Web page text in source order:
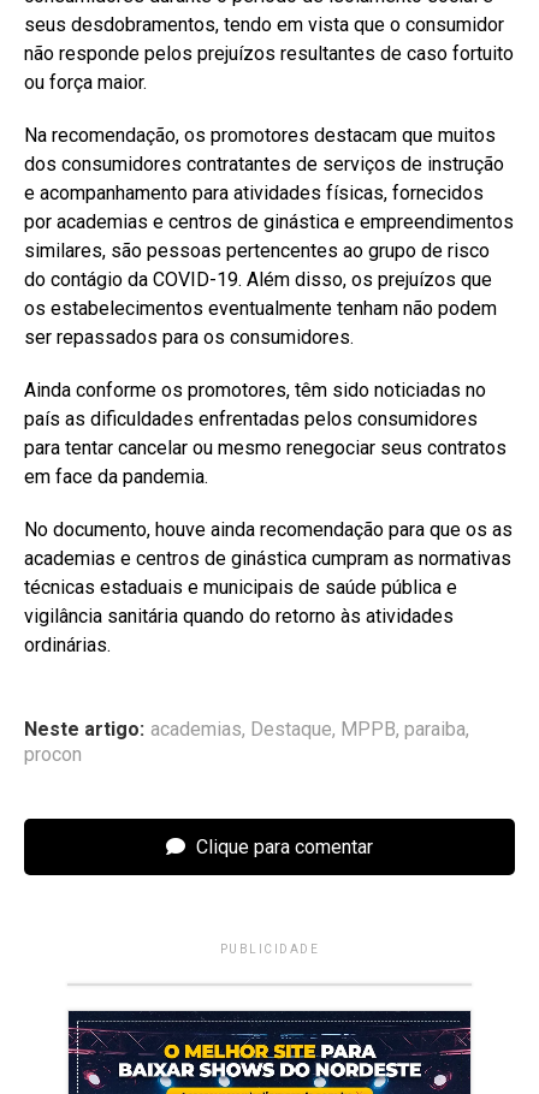
seus desdobramentos, tendo em vista que o consumidor
não responde pelos prejuízos resultantes de caso fortuito
ou força maior.
Na recomendação, os promotores destacam que muitos
dos consumidores contratantes de serviços de instrução
e acompanhamento para atividades físicas, fornecidos
por academias e centros de ginástica e empreendimentos
similares, são pessoas pertencentes ao grupo de risco
do contágio da COVID-19. Além disso, os prejuízos que
os estabelecimentos eventualmente tenham não podem
ser repassados para os consumidores.
Ainda conforme os promotores, têm sido noticiadas no
país as dificuldades enfrentadas pelos consumidores
para tentar cancelar ou mesmo renegociar seus contratos
em face da pandemia.
No documento, houve ainda recomendação para que os as
academias e centros de ginástica cumpram as normativas
técnicas estaduais e municipais de saúde pública e
vigilância sanitária quando do retorno às atividades
ordinárias.
Neste artigo: academias, Destaque, MPPB, paraiba,
procon
Clique para comentar
PUBLICIDADE